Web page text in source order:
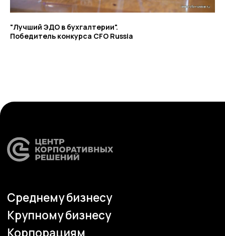
"Лучший ЭДО в бухгалтерии".
Победитель конкурса CFO Russia
© ЦКР, 2019-2026 Все права защищены
Карта сайта